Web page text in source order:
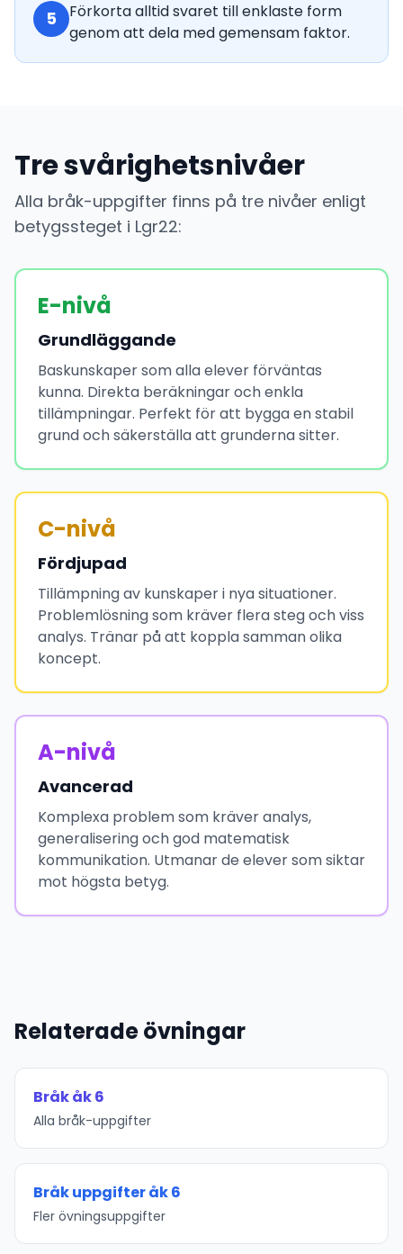
5
Förkorta alltid svaret till enklaste form
genom att dela med gemensam faktor.
Tre svårighetsnivåer
Alla bråk-uppgifter finns på tre nivåer enligt
betygssteget i Lgr22:
E-nivå
Grundläggande
Baskunskaper som alla elever förväntas
kunna. Direkta beräkningar och enkla
tillämpningar. Perfekt för att bygga en stabil
grund och säkerställa att grunderna sitter.
C-nivå
Fördjupad
Tillämpning av kunskaper i nya situationer.
Problemlösning som kräver flera steg och viss
analys. Tränar på att koppla samman olika
koncept.
A-nivå
Avancerad
Komplexa problem som kräver analys,
generalisering och god matematisk
kommunikation. Utmanar de elever som siktar
mot högsta betyg.
Relaterade övningar
Bråk åk 6
Alla bråk-uppgifter
Bråk uppgifter åk 6
Fler övningsuppgifter